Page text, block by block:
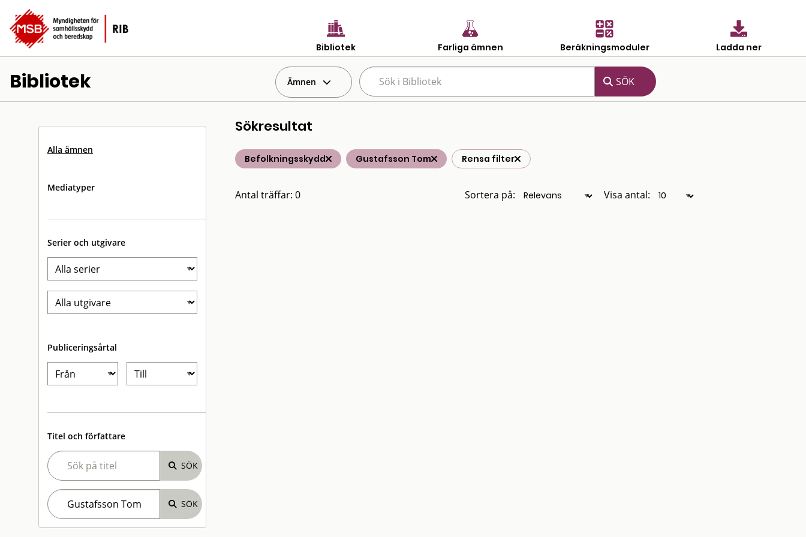
Bibliotek Farliga ämnen Beräkningsmoduler Ladda ner
Bibliotek Ämnen
Alla ämnen
Mediatyper
Serier och utgivare
Publiceringsårtal
Titel och författare
Sökresultat
Befolkningsskydd Gustafsson Tom Rensa filter
Antal träffar: 0 Sortera på: Visa antal: